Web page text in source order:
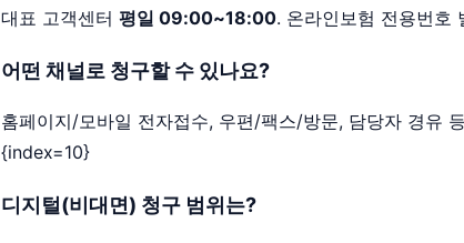
대표 고객센터 평일 09:00~18:00. 온라인보험 전용번
어떤 채널로 청구할 수 있나요?
홈페이지/모바일 전자접수, 우편/팩스/방문, 담당자 경유
{index=10}
디지털(비대면) 청구 범위는?